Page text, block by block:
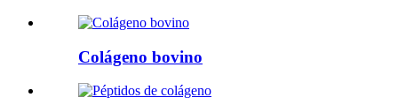
Colágeno bovino